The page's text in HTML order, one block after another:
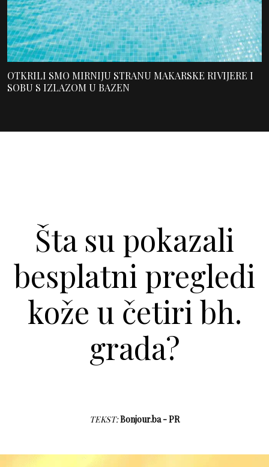
OTKRILI SMO MIRNIJU STRANU MAKARSKE RIVIJERE I
SOBU S IZLAZOM U BAZEN
Šta su pokazali
besplatni pregledi
kože u četiri bh.
grada?
TEKST:Bonjour.ba - PR